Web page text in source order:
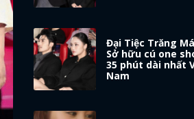
Đại Tiệc Trăng
Sở hữu cú one
35 phút dài nhất
Nam